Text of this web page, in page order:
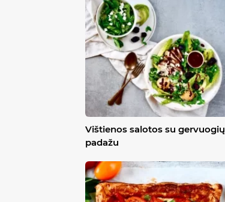
Vištienos salotos su gervuogių
padažu